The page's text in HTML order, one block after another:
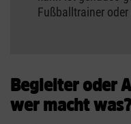
Fußballtrainer oder
Begleiter oder
wer macht was?